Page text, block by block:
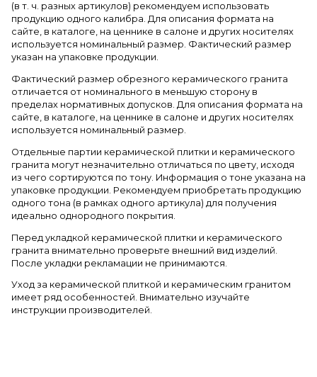
(в т. ч. разных артикулов) рекомендуем использовать
продукцию одного калибра. Для описания формата на
сайте, в каталоге, на ценнике в салоне и других носителях
используется номинальный размер. Фактический размер
указан на упаковке продукции.
Фактический размер обрезного керамического гранита
отличается от номинального в меньшую сторону в
пределах нормативных допусков. Для описания формата на
сайте, в каталоге, на ценнике в салоне и других носителях
используется номинальный размер.
Отдельные партии керамической плитки и керамического
гранита могут незначительно отличаться по цвету, исходя
из чего сортируются по тону. Информация о тоне указана на
упаковке продукции. Рекомендуем приобретать продукцию
одного тона (в рамках одного артикула) для получения
идеально однородного покрытия.
Перед укладкой керамической плитки и керамического
гранита внимательно проверьте внешний вид изделий.
После укладки рекламации не принимаются.
Уход за керамической плиткой и керамическим гранитом
имеет ряд особенностей. Внимательно изучайте
инструкции производителей.